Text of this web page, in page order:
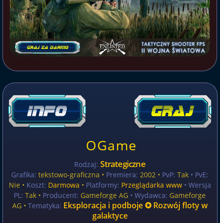
OGame
Rodzaj: Strategiczne
Grafika: tekstowo-graficzna • Premiera: 2002 • PvP: Tak • PvE:
Nie • Koszt: Darmowa • Platformy: Przeglądarka www• Wersja
PL: Tak • Producent: Gameforge AG • Wydawca: Gameforge
AG • Tematyka: Eksploracja i podboje ✪ Rozwój floty w
galaktyce